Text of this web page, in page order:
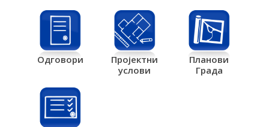
Одговори
Пројектни
услови
Планови
Града